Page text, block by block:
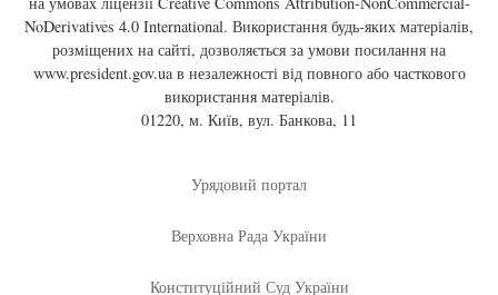
NoDerivatives 4.0 International. Використання будь-яких матеріалів,
розміщених на сайті, дозволяється за умови посилання на
www.president.gov.uaв незалежності від повного або часткового
використання матеріалів.
01220, м. Київ, вул. Банкова, 11
Урядовий портал
Верховна Рада України
Конституційний Суд України